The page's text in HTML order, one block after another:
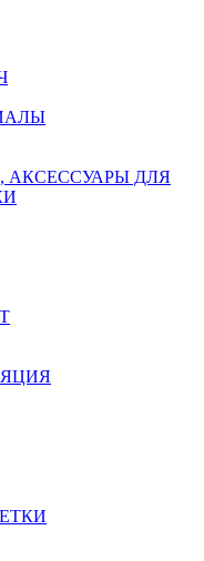
АКСЕССУАРЫ ДЛЯ